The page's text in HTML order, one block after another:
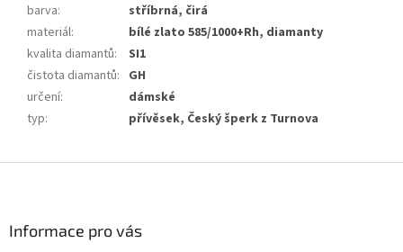
barva:
stříbrná, čirá
materiál:
bílé zlato 585/1000+Rh, diamanty
kvalita diamantů:
SI1
čistota diamantů: GH
určení:
dámské
typ: přívěsek, Český šperk z Turnova
Informace pro vás